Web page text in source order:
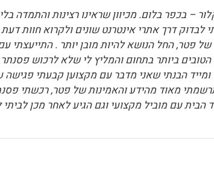
– בכפר בלום. מכיוון שראינו רצינות והתמדה
ממני התחלתי לבדוק דרך אתרי אינטרנט שונים
פטר, החל הנושא להיות מובן יותר . התייעצתי
ביותר בתחום והמליץ לי שלא לרכוש
הבנתי שאני מדבר עם מקצוען קבעתי
מאוד מהידע והאמינות של פטר, רכשתי
עם מוביל מקצועי וגם הגיע לאחר מכן